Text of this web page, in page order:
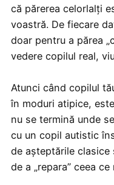
că părerea celorlalți
voastră. De fiecare
doar pentru a părea
vedere copilul real,
Atunci când copilul
în moduri atipice,
nu se termină unde
cu un copil autistic
de așteptările
de a „repara” ceea